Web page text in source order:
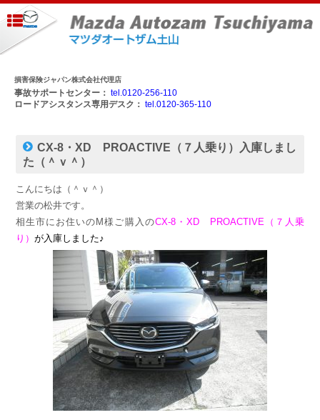
損害保険ジャパン株式会社代理店
事故サポートセンター： tel.0120-256-110
ロードアシスタンス専用デスク： tel.0120-365-110
CX-8・XD PROACTIVE（７人乗り）入庫しまし
た（＾ｖ＾）
こんにちは（＾ｖ＾）
営業の松井です。
相生市にお住いのM様ご購入のCX-8・XD PROACTIVE（７人乗
り）が入庫しました♪